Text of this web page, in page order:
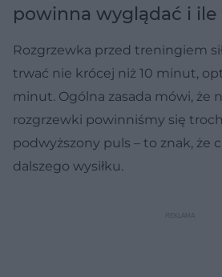
powinna wyglądać i ile
Rozgrzewka przed treningiem
trwać nie krócej niż 10 minut,
minut. Ogólna zasada mówi, że
rozgrzewki powinniśmy się
podwyższony puls – to znak, że
dalszego wysiłku.